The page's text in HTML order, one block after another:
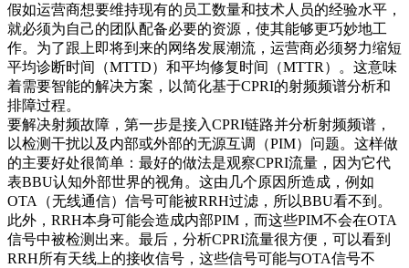
假如运营商想要维持现有的员工数量和技术人员的经验水平，
就必须为自己的团队配备必要的资源，使其能够更巧妙地工
作。为了跟上即将到来的网络发展潮流，运营商必须努力缩短
平均诊断时间（MTTD）和平均修复时间（MTTR）。这意味
着需要智能的解决方案，以简化基于CPRI的射频频谱分析和
排障过程。
要解决射频故障，第一步是接入CPRI链路并分析射频频谱，
以检测干扰以及内部或外部的无源互调（PIM）问题。这样做
的主要好处很简单：最好的做法是观察CPRI流量，因为它代
表BBU认知外部世界的视角。这由几个原因所造成，例如
OTA（无线通信）信号可能被RRH过滤，所以BBU看不到。
此外，RRH本身可能会造成内部PIM，而这些PIM不会在OTA
信号中被检测出来。最后，分析CPRI流量很方便，可以看到
RRH所有天线上的接收信号，这些信号可能与OTA信号不